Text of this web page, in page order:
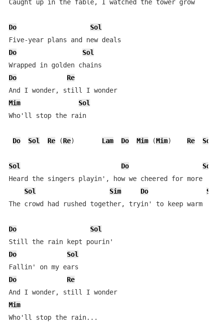
Caught up in the fable, I watched the tower grow
Do
Sol
Do
Sol
Do
Re
And I wonder, still I wonder
Mim
Sol
Who'll stop the rain
Do Sol Re (Re) Lam Do Mim (Mim) Re Sol
Sol Do
Sol
Heard the singers playin', how we cheered for more
Sol
Sim Do
The crowd had rushed together, tryin' to keep warm
Do
Sol
Do
Sol
Do
Re
And I wonder, still I wonder
Mim
Who'll stop the rain...